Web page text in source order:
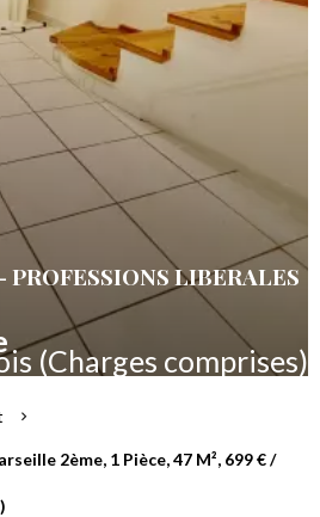
LIBERALES
(Charges comprises)
2ème, 1 Pièce, 47 M², 699 € /